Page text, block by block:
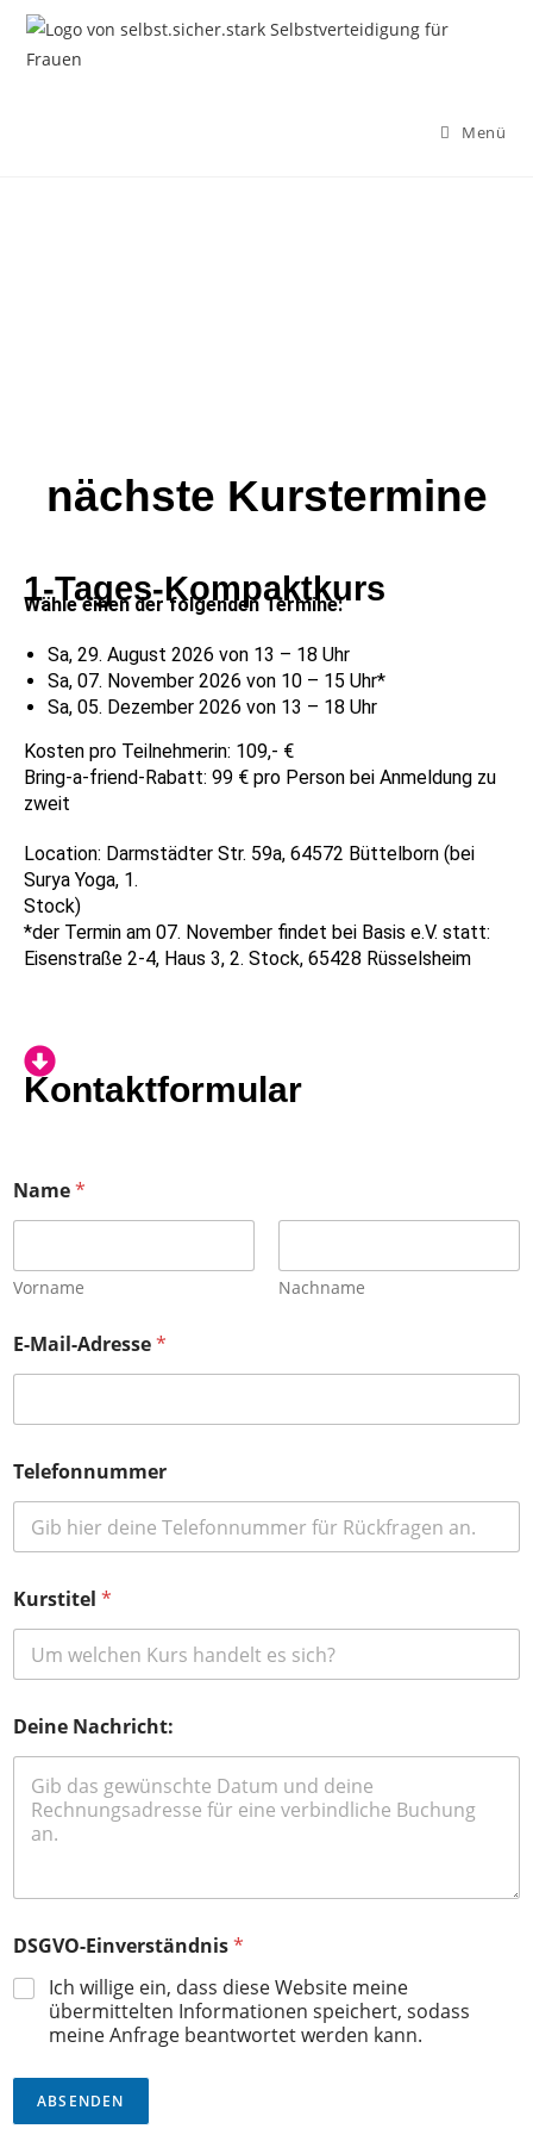
Menü
nächste Kurstermine
1-Tages-Kompaktkurs
Wähle einen der folgenden Termine:
Sa, 29. August 2026 von 13 – 18 Uhr
Sa, 07. November 2026 von 10 – 15 Uhr*
Sa, 05. Dezember 2026 von 13 – 18 Uhr
Kosten pro Teilnehmerin: 109,- €
Bring-a-friend-Rabatt: 99 € pro Person bei Anmeldung zu
zweit
Location: Darmstädter Str. 59a, 64572 Büttelborn (bei
Surya Yoga, 1.
Stock)
*der Termin am 07. November findet bei Basis e.V. statt:
Eisenstraße 2-4, Haus 3, 2. Stock, 65428 Rüsselsheim
Kontaktformular
Name*
Vorname Nachname
E-Mail-Adresse*
Telefonnummer
Kurstitel *
Deine Nachricht:
DSGVO-Einverständnis*
Ich willige ein, dass diese Website meine
übermittelten Informationen speichert, sodass
meine Anfrage beantwortet werden kann.
ABSENDEN